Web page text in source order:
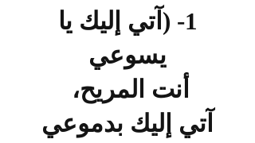
1- (آتي إليك يا
يسوعي
أنت المريح،
آتي إليك بدموعي